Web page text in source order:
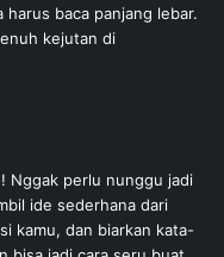
baca panjang lebar.
kejutan di
Nggak perlu nunggu jadi
ide sederhana dari
kamu, dan biarkan kata-